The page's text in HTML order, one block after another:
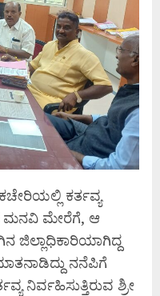
ಕರ್ತವ್ಯ
ಮನವಿ ಮೇರೆಗೆ, ಆ
ಜಿಲ್ಲಾಧಿಕಾರಿಯಾಗಿದ್ದ
ನನೆಪಿಗೆ
ನಿರ್ವಹಿಸುತ್ತಿರುವ ಶ್ರೀ